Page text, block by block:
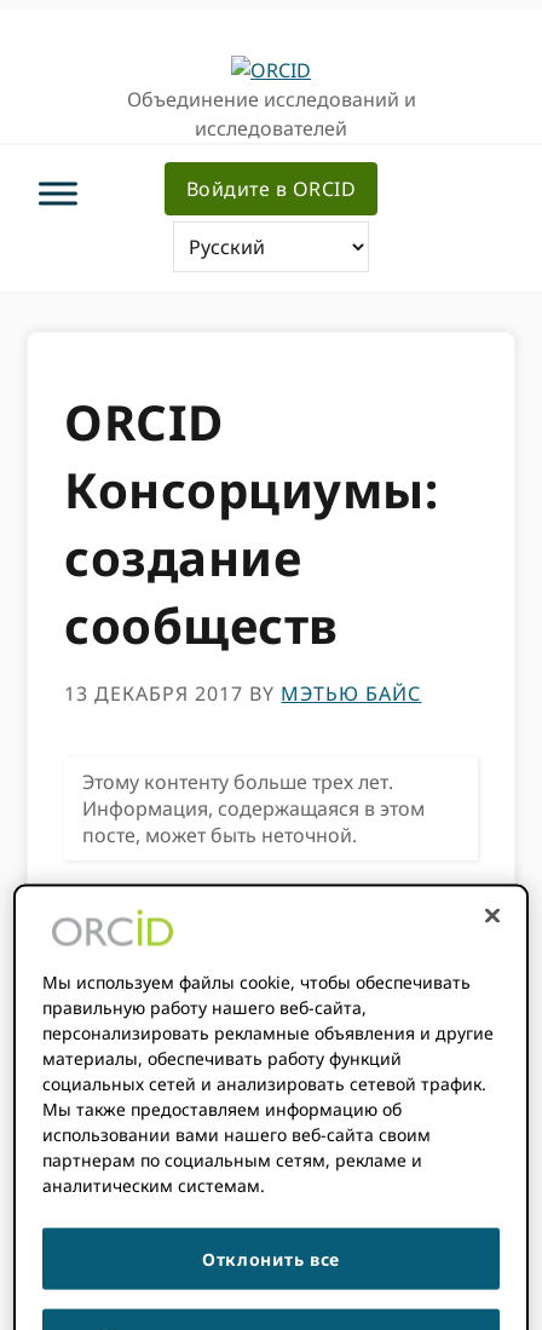
Объединение исследований и
исследователей
Войдите в ORCID
ORCID
Консорциумы:
создание
сообществ
13 ДЕКАБРЯ 2017 BY МЭТЬЮ БАЙС
Этому контенту больше трех лет.
Информация, содержащаяся в этом
посте, может быть неточной.
ORCID консорциумы имеют
основополагающее значение для
миссия. Чтобы добиться успеха в создании
национальных и региональных сообществ
практиков, поддерживающих глобальную
открытую исследовательскую
инфраструктуру, нам нужна
приверженность членов наших
консорциумов и их ведущих организаций.
Наша программа консорциума
года после проекта по усыновлению и
интеграции, реализованного в 2013–14
годах и финансируемого Фондом
Мы используем файлы cookie, чтобы обеспечивать
правильную работу нашего веб-сайта,
персонализировать рекламные объявления и другие
материалы, обеспечивать работу функций
социальных сетей и анализировать сетевой трафик.
Мы также предоставляем информацию об
использовании вами нашего веб-сайта своим
партнерам по социальным сетям, рекламе и
аналитическим системам.
Отклонить все